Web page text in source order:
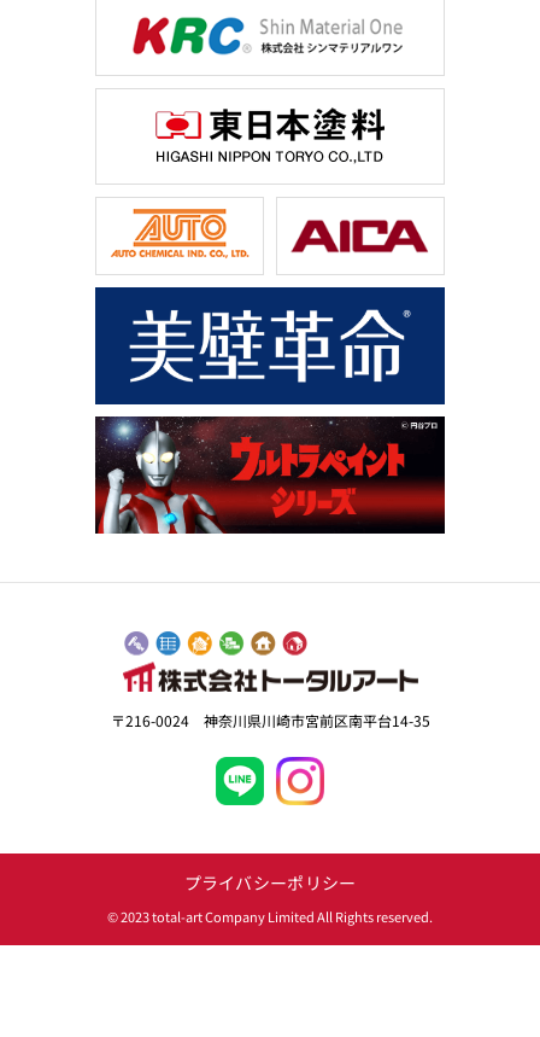
〒216-0024 神奈川県川崎市宮前区南平台14-35
プライバシーポリシー
© 2023 total-art Company Limited All Rights reserved.